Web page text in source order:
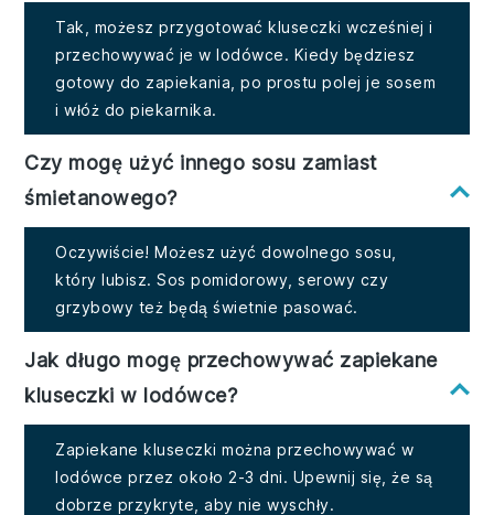
Tak, możesz przygotować kluseczki wcześniej i
przechowywać je w lodówce. Kiedy będziesz
gotowy do zapiekania, po prostu polej je sosem
i włóż do piekarnika.
Czy mogę użyć innego sosu zamiast
śmietanowego?
Oczywiście! Możesz użyć dowolnego sosu,
który lubisz. Sos pomidorowy, serowy czy
grzybowy też będą świetnie pasować.
Jak długo mogę przechowywać zapiekane
kluseczki w lodówce?
Zapiekane kluseczki można przechowywać w
lodówce przez około 2-3 dni. Upewnij się, że są
dobrze przykryte, aby nie wyschły.